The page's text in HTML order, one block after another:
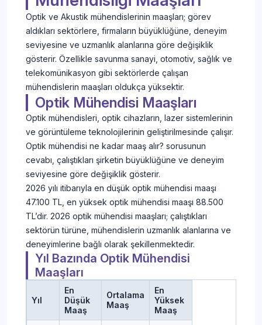
Optik ve Akustik mühendislerinin maaşları; görev
aldıkları sektörlere, firmaların büyüklüğüne, deneyim
seviyesine ve uzmanlık alanlarına göre değişiklik
gösterir. Özellikle savunma sanayi, otomotiv, sağlık ve
telekomünikasyon gibi sektörlerde çalışan
mühendislerin maaşları oldukça yüksektir.
Optik Mühendisi Maaşları
Optik mühendisleri, optik cihazların, lazer sistemlerinin
ve görüntüleme teknolojilerinin geliştirilmesinde çalışır.
Optik mühendisi ne kadar maaş alır? sorusunun
cevabı, çalıştıkları şirketin büyüklüğüne ve deneyim
seviyesine göre değişiklik gösterir.
2026 yılı itibarıyla en düşük optik mühendisi maaşı
47.100 TL, en yüksek optik mühendisi maaşı 88.500
TL’dir. 2026 optik mühendisi maaşları; çalıştıkları
sektörün türüne, mühendislerin uzmanlık alanlarına ve
deneyimlerine bağlı olarak şekillenmektedir.
Yıl Bazında Optik Mühendisi
Maaşları
Yıl
En
Düşük
Maaş
Ortalama
Maaş
En
Yüksek
Maaş